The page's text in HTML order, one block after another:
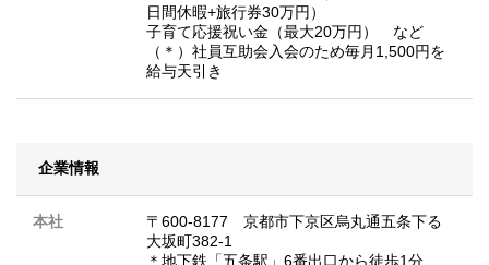
日間休暇+旅行券30万円）
子育て応援祝い金（最大20万円） など
（＊）社員互助会入会のため毎月1,500円を
給与天引き
企業情報
本社
〒600-8177 京都市下京区烏丸通五条下る
大坂町382-1
＊地下鉄「五条駅」6番出口から徒歩1分